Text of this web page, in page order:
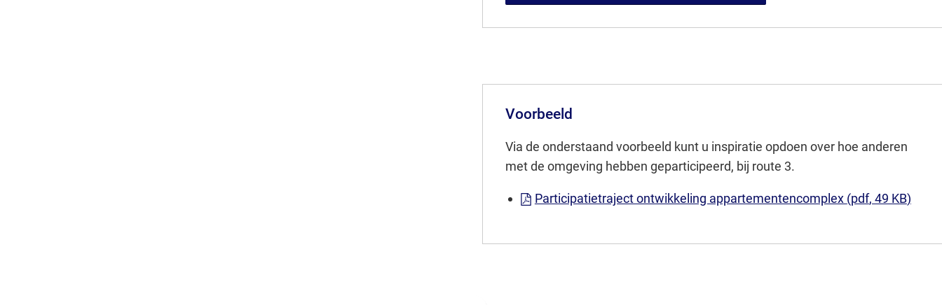
Voorbeeld
Via de onderstaand voorbeeld kunt u inspiratie opdoen over hoe anderen
met de omgeving hebben geparticipeerd, bij route 3.
Participatietraject ontwikkeling appartementencomplex (pdf, 49 KB)